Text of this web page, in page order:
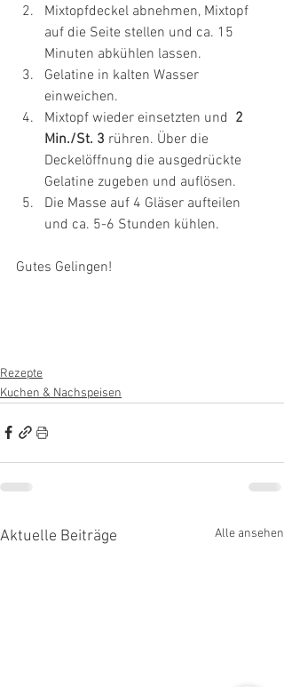
Mixtopfdeckel abnehmen, Mixtopf
auf die Seite stellen und ca. 15
Minuten abkühlen lassen.
Gelatine in kalten Wasser
einweichen.
Mixtopf wieder einsetzten und 2
Min./St. 3 rühren. Über die
Deckelöffnung die ausgedrückte
Gelatine zugeben und auflösen.
Die Masse auf 4 Gläser aufteilen
und ca. 5-6 Stunden kühlen.
Gutes Gelingen!
Rezepte
Kuchen & Nachspeisen
Aktuelle Beiträge Alle ansehen